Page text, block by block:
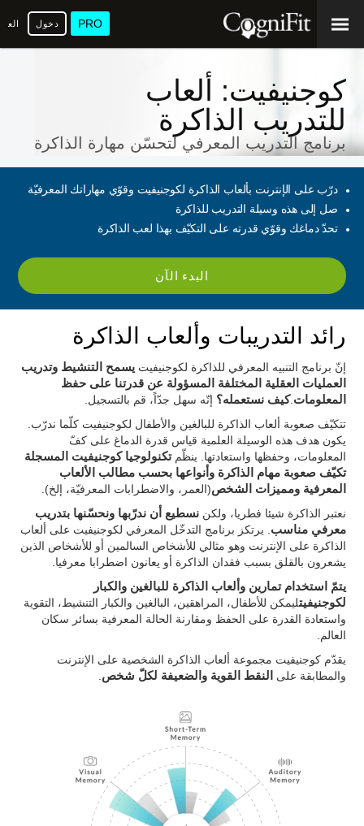
PRO دخول
كوجنيفيت: ألعاب
للتدريب الذاكرة
برنامج التدريب المعرفي لتحسّن مهارة الذاكرة
درّب على الإنترنت بألعاب الذاكرة لكوجنيفيت وقوّي مهاراتك المعرفيّة
صل إلى هذه وسيلة التدريب للذاكرة
تحدّ دماغك وقوّي قدرته على التكيّف بهذا لعب الذاكرة
البدء الآن
رائد التدريبات وألعاب الذاكرة
إنّ برنامج التنبيه المعرفي للذاكرة لكوجنيفيتيسمح التنشيط وتدريب
العمليات العقلية المختلفة المسؤولة عن قدرتنا على حفظ
المعلومات .كيف نستعمله؟ إنّه سهل جدّاً، قم بالتسجيل.
تتكيّف صعوبة ألعاب الذاكرة للبالغين والأطفال لكوجنيفيت كلّما ندرّب.
يكون هدف هذه الوسيلة العلمية قياس قدرة الدماغ على كفّ
المعلومات، وحفظها واستعادتها. ينظّمتكنولوجيا كوجنيفيت المسجلة
تكيّف صعوبة مهام الذاكرة وأنواعها بحسب مطالب الألعاب
المعرفية ومميزات الشخص(العمر، والاضطرابات المعرفيّة، إلخ).
نعتبر الذاكرة شيئا فطريا، ولكننسطيع أن ندرّبها ونحسّنها بتدريب
معرفي مناسب . يرتكز برنامج التدخّل المعرفي لكوجنيفيت على ألعاب
الذاكرة على الإنترنت وهو مثالي للأشخاص السالمين أو للأشخاص الذين
يشعرون بالقلق بسبب فقدان الذاكرة أو يعانون اضطرابا معرفيا.
يتمّ استخدام تمارين وألعاب الذاكرة للبالغين والكبار
لكوجنيفيتليمكن للأطفال، المراهقين، البالغين والكبار التنشيط، التقوية
واستعادة القدرة على الحفظ ومقارنة الحالة المعرفية بسائر سكان
العالم.
يقدّم كوجنيفيت مجموعة ألعاب الذاكرة الشخصية على الإنترنت
والمطابقة على
النقط القوية والضعيفة لكلّ شخص